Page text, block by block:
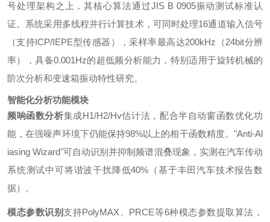
号处理架构之上，其核心算法通过JIS B 0905振动测试标准认
证。系统采用多线程并行计算技术，可同时处理16通道输入信号
（支持ICP/IEPE型传感器），采样率最高达200kHz（24bit分辨
率），具备0.001Hz的超低频分析能力，特别适用于旋转机械的
阶次分析和变速箱振动特性研究。
智能化分析功能模块
频响函数分析集成H1/H2/Hv估计法，配合半自动窗函数优化功
能，在强噪声环境下仍能保持98%以上的相干函数精度。"Anti-Al
iasing Wizard"可自动识别并抑制频谱混叠现象，实测在汽车传动
系统测试中可将谐波干扰降低40%（基于丰田汽车技术报告数
据）。
模态参数识别支持PolyMAX、PRCE等6种模态参数提取算法，